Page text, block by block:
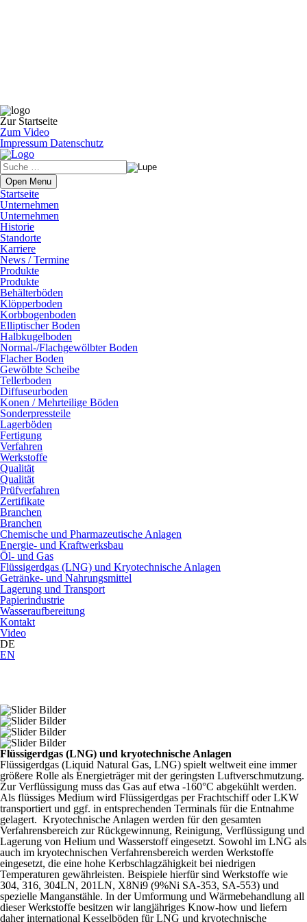
Zur Startseite
Zum Video
Impressum Datenschutz
Open Menu
Startseite
Unternehmen
Unternehmen
Historie
Standorte
Karriere
News / Termine
Produkte
Produkte
Behälterböden
Klöpperboden
Korbbogenboden
Elliptischer Boden
Halbkugelboden
Normal-/Flachgewölbter Boden
Flacher Boden
Gewölbte Scheibe
Tellerboden
Diffuseurboden
Konen / Mehrteilige Böden
Sonderpressteile
Lagerböden
Fertigung
Verfahren
Werkstoffe
Qualität
Qualität
Prüfverfahren
Zertifikate
Branchen
Branchen
Chemische und Pharmazeutische Anlagen
Energie- und Kraftwerksbau
Öl- und Gas
Flüssigerdgas (LNG) und Kryotechnische Anlagen
Getränke- und Nahrungsmittel
Lagerung und Transport
Papierindustrie
Wasseraufbereitung
Kontakt
Video
DE
EN
Flüssigerdgas (LNG) und kryotechnische Anlagen
Flüssigerdgas (Liquid Natural Gas, LNG) spielt weltweit eine immer
größere Rolle als Energieträger mit der geringsten Luftverschmutzung.
Zur Verflüssigung muss das Gas auf etwa -160°C abgekühlt werden.
Als flüssiges Medium wird Flüssigerdgas per Frachtschiff oder LKW
transportiert und ggf. in entsprechenden Terminals für die Entnahme
gelagert. Kryotechnische Anlagen werden für den gesamten
Verfahrensbereich zur Rückgewinnung, Reinigung, Verflüssigung und
Lagerung von Helium und Wasserstoff eingesetzt. Sowohl im LNG als
auch im kryotechnischen Verfahrensbereich werden Werkstoffe
eingesetzt, die eine hohe Kerbschlagzähigkeit bei niedrigen
Temperaturen gewährleisten. Beispiele hierfür sind Werkstoffe wie
304, 316, 304LN, 201LN, X8Ni9 (9%Ni SA-353, SA-553) und
spezielle Manganstähle. In der Umformung und Wärmebehandlung all
dieser Werkstoffe besitzen wir langjähriges Know-how und liefern
daher international Kesselböden für LNG und kryotechnische